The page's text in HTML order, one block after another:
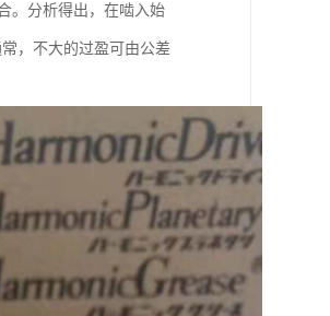
。分析得出，在啮入始
，不大的过盈可由公差